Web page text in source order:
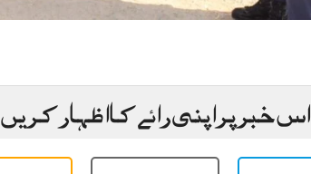
اس خبر پر اپنی رائے کا اظہار کریں